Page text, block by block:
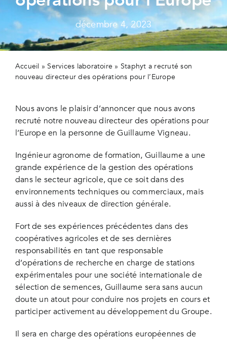
Actualités
Contactez-nous
décembre 4, 2023
Accueil » Services laboratoire » Staphyt a recruté son
nouveau directeur des opérations pour l’Europe
Nous avons le plaisir d’annoncer que nous avons
recruté notre nouveau directeur des opérations pour
l’Europe en la personne de Guillaume Vigneau.
Ingénieur agronome de formation, Guillaume a une
grande expérience de la gestion des opérations
dans le secteur agricole, que ce soit dans des
environnements techniques ou commerciaux, mais
aussi à des niveaux de direction générale.
Fort de ses expériences précédentes dans des
coopératives agricoles et de ses dernières
responsabilités en tant que responsable
d’opérations de recherche en charge de stations
expérimentales pour une société internationale de
sélection de semences, Guillaume sera sans aucun
doute un atout pour conduire nos projets en cours et
participer activement au développement du Groupe.
Il sera en charge des opérations européennes de